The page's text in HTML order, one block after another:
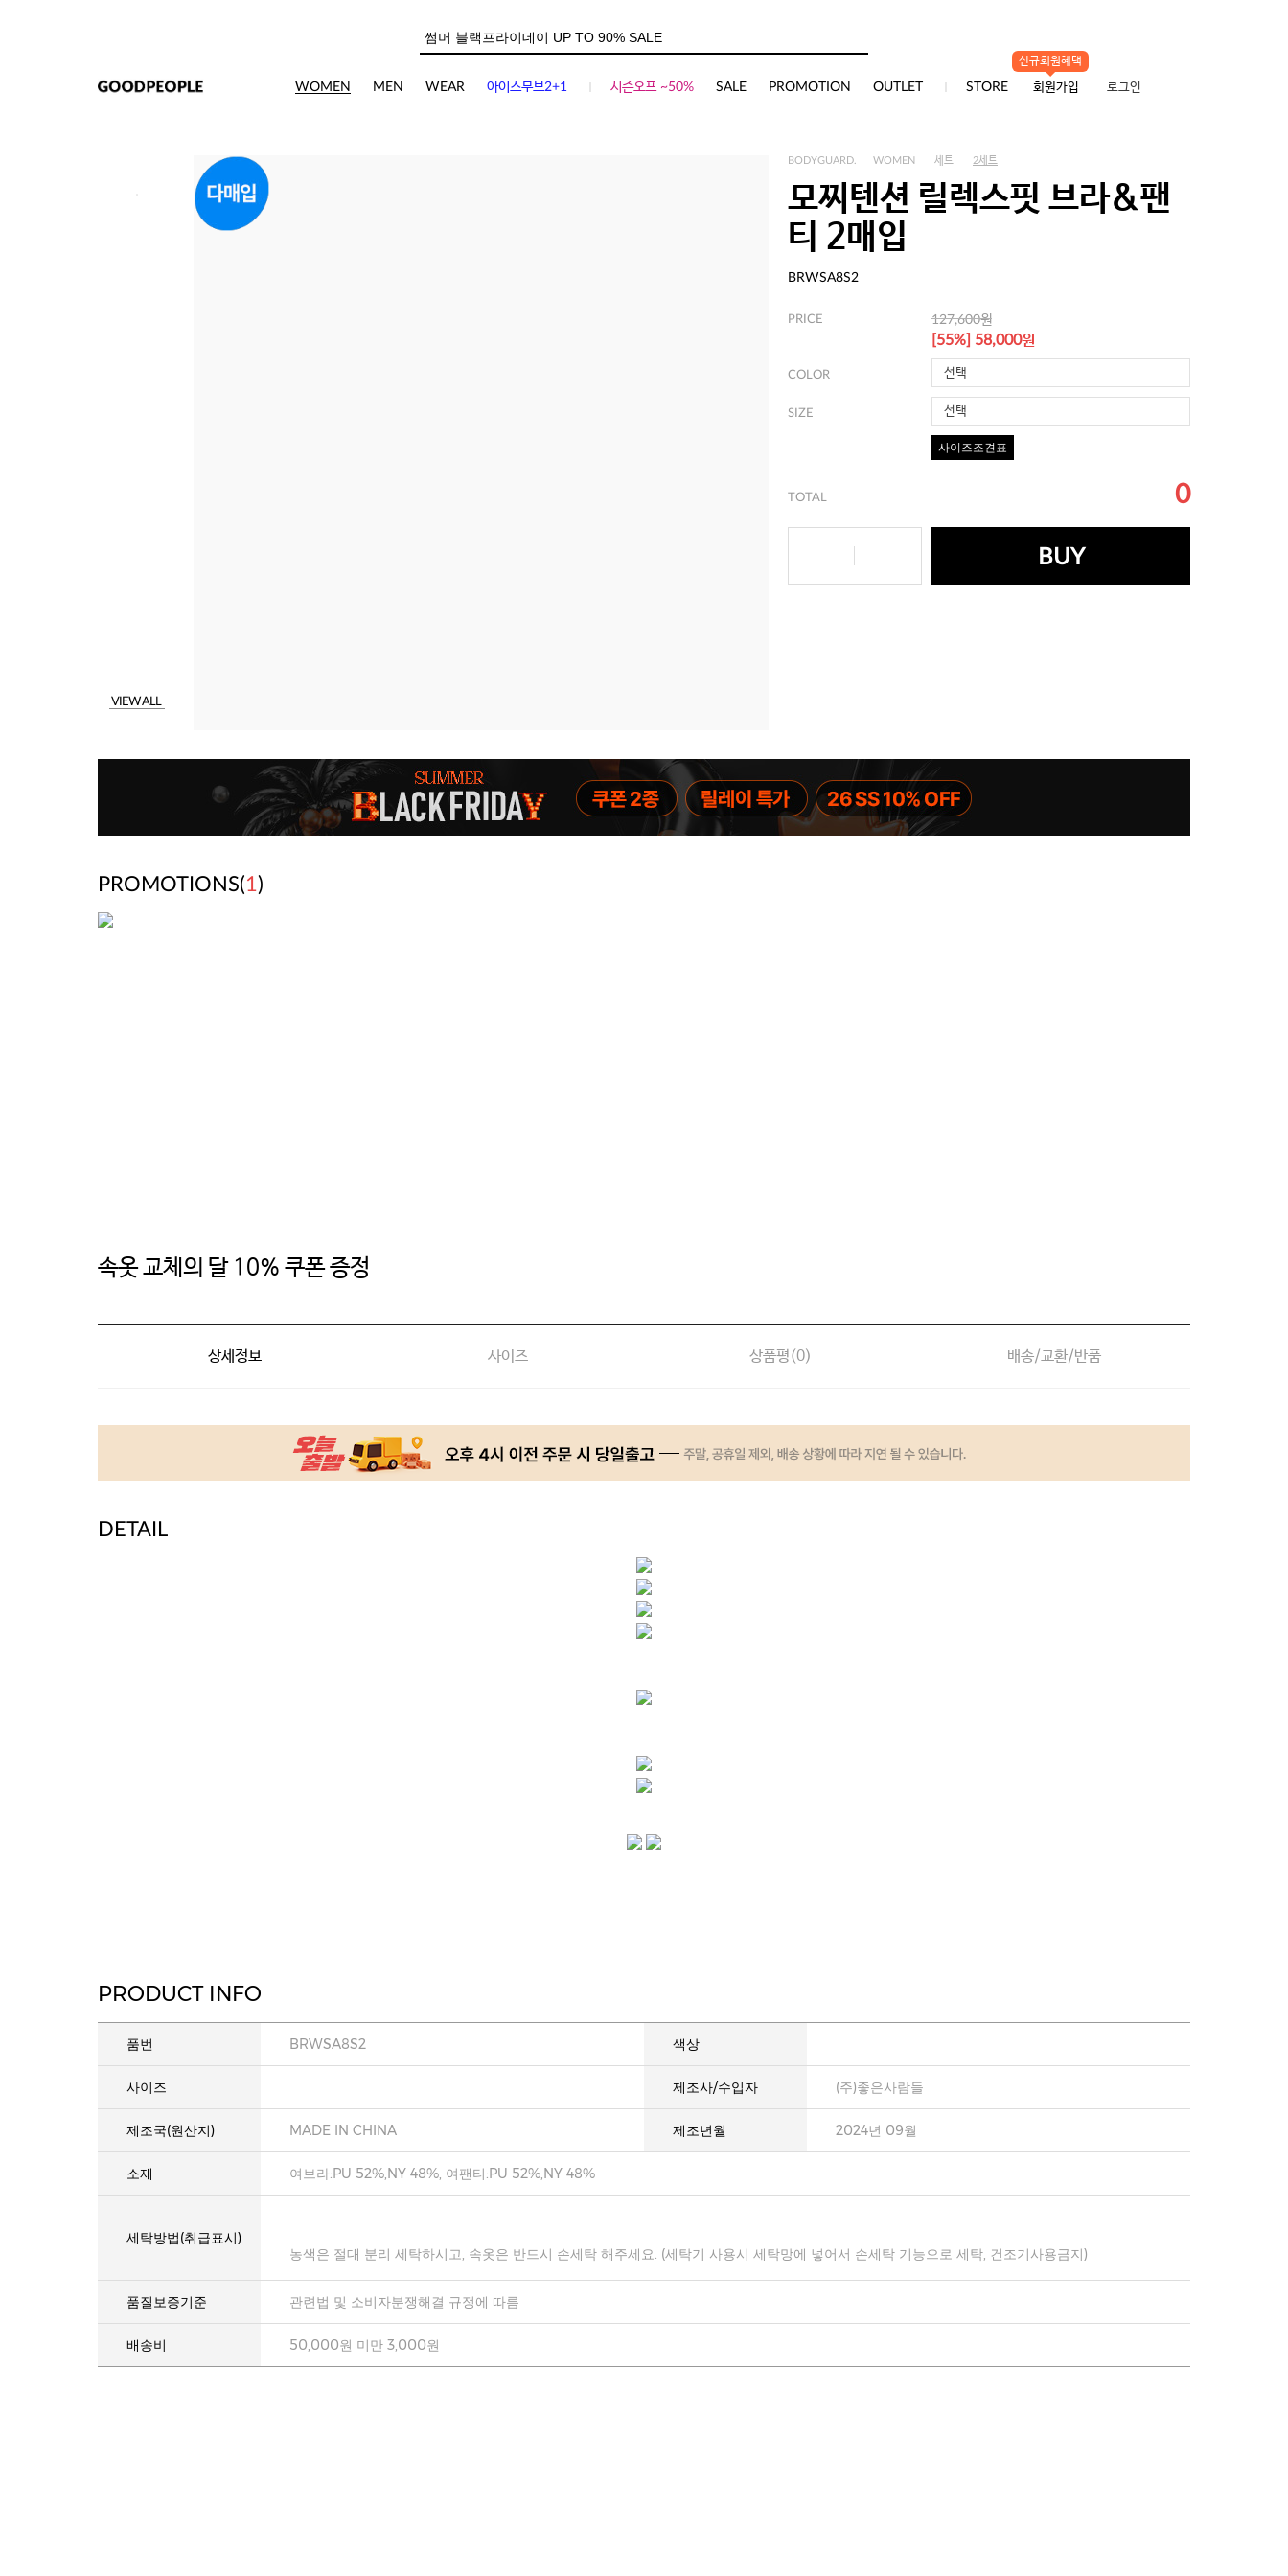
WOMEN MEN WEAR 아이스무브2+1 시즌오프 ~50% SALE PROMOTION OUTLET STORE
신규회원혜택
회원가입 로그인
VIEW ALL
BODYGUARD. WOMEN 세트 2세트
모찌텐션 릴렉스핏 브라&팬
티 2매입
BRWSA8S2
PRICE 127,600원
[55%] 58,000원
COLOR 선택
SIZE 선택
사이즈조견표
TOTAL 0
BUY
PROMOTIONS(1)
속옷 교체의 달 10% 쿠폰 증정
상세정보 사이즈 상품평(0) 배송/교환/반품
DETAIL
PRODUCT INFO
품번 BRWSA8S2 색상
사이즈 제조사/수입자 (주)좋은사람들
제조국(원산지) MADE IN CHINA 제조년월 2024년 09월
소재 여브라:PU 52%,NY 48%, 여팬티:PU 52%,NY 48%
세탁방법(취급표시)
농색은 절대 분리 세탁하시고, 속옷은 반드시 손세탁 해주세요. (세탁기 사용시 세탁망에 넣어서 손세탁 기능으로 세탁, 건조기사용금지)
품질보증기준 관련법 및 소비자분쟁해결 규정에 따름
배송비 50,000원 미만 3,000원